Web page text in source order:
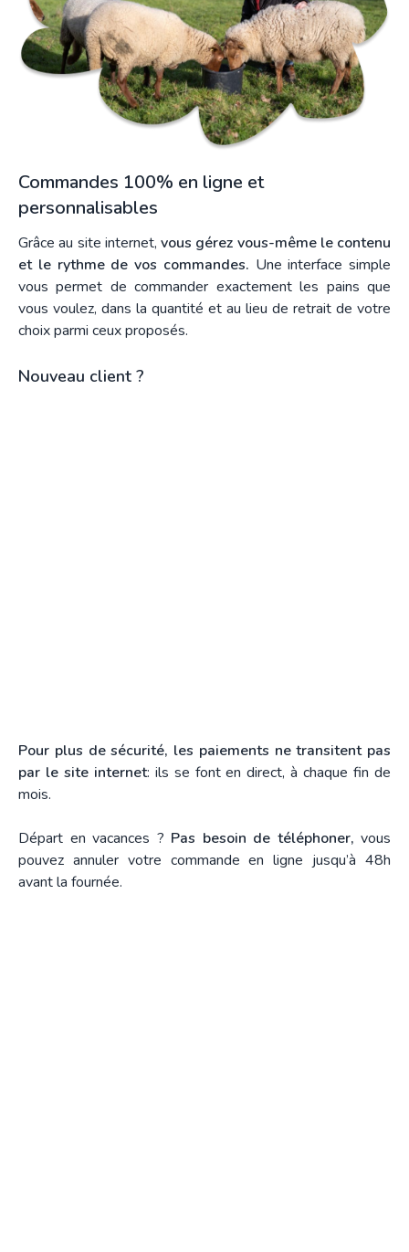
Commandes 100% en ligne et
personnalisables
Grâce au site internet, vous gérez vous-même le contenu
et le rythme de vos commandes. Une interface simple
vous permet de commander exactement les pains que
vous voulez, dans la quantité et au lieu de retrait de votre
choix parmi ceux proposés.
Nouveau client ?
Pour plus de sécurité, les paiements ne transitent pas
par le site internet: ils se font en direct, à chaque fin de
mois.
Départ en vacances ? Pas besoin de téléphoner, vous
pouvez annuler votre commande en ligne jusqu’à 48h
avant la fournée.